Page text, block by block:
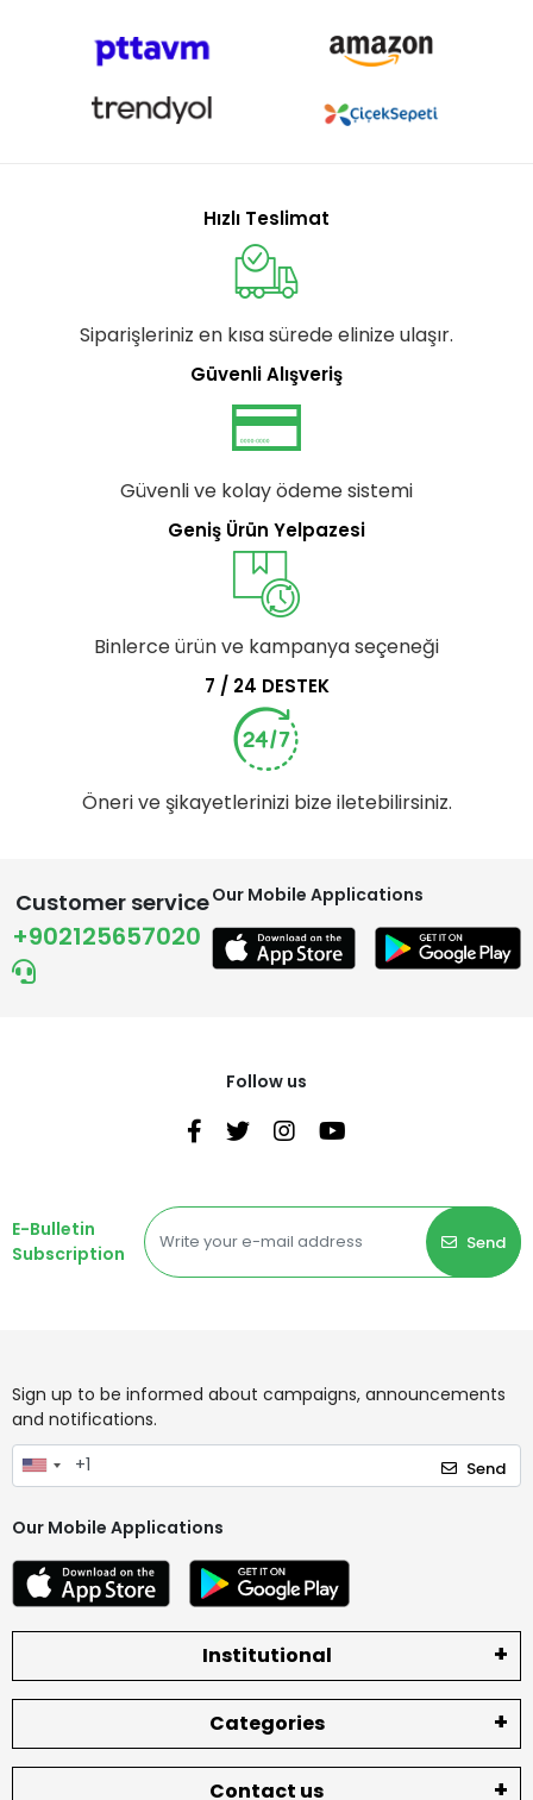
Hızlı Teslimat
Siparişleriniz en kısa sürede elinize ulaşır.
Güvenli Alışveriş
Güvenli ve kolay ödeme sistemi
Geniş Ürün Yelpazesi
Binlerce ürün ve kampanya seçeneği
7 / 24 DESTEK
Öneri ve şikayetlerinizi bize iletebilirsiniz.
Customer service
+902125657020
Our Mobile Applications
Follow us
E-Bulletin
Subscription
Send
Sign up to be informed about campaigns, announcements
and notifications.
Send
Our Mobile Applications
Institutional
Categories
Contact us